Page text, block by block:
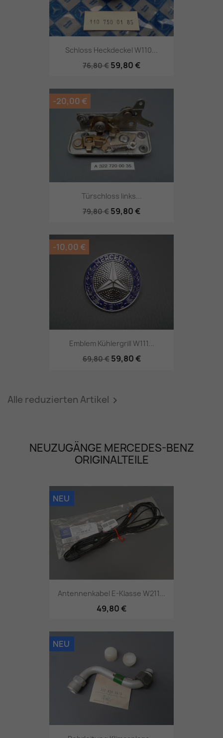
Schloss Heckdeckel W110...
76,80 € 59,80 €
Türschloss links...
79,80 € 59,80 €
-20,00 €
Emblem Kühlergrill W111...
69,80 € 59,80 €
-10,00 €
Alle reduzierten Artikel 
NEUZUGÄNGE MERCEDES-BENZ
ORIGINALTEILE
Antennenkabel E-Klasse W211...
49,80 €
NEU
NEU